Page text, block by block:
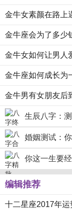
金牛女素颜在路上
金牛座会为了多少
金牛女如何让男人
金牛座如何成长为
金牛男有女朋友后
生辰八字：
婚姻测试：
你这一生要
编辑推荐
十二星座2017年运